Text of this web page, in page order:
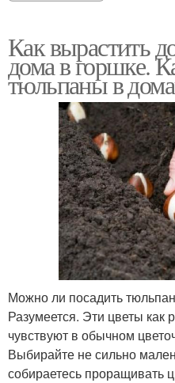
Как вырастить
дома в горшке.
тюльпаны в
Можно ли посадить
Разумеется. Эти цветы как
чувствуют в обычном
Выбирайте не сильно
собираетесь проращивать